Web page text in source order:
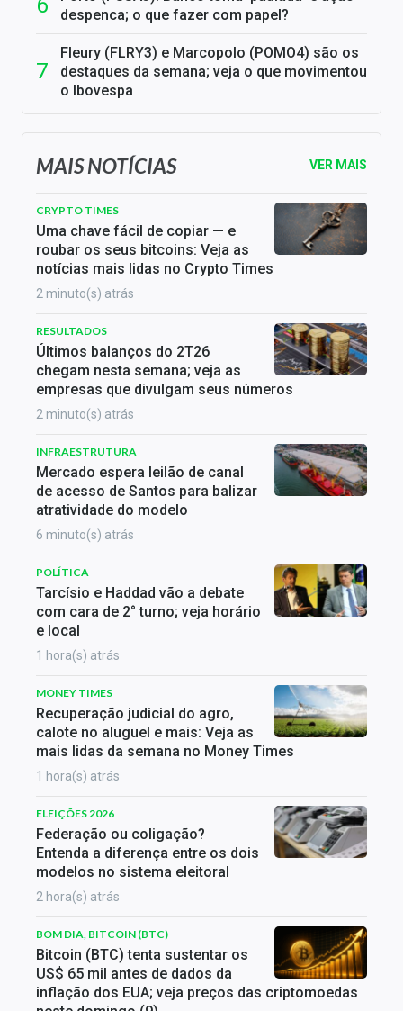
despenca; o que fazer com papel?
Fleury (FLRY3) e Marcopolo (POMO4) são os
destaques da semana; veja o que movimentou
o Ibovespa
MAIS NOTÍCIAS VER MAIS
CRYPTO TIMES
Uma chave fácil de copiar — e
roubar os seus bitcoins: Veja as
notícias mais lidas no Crypto Times
2 minuto(s) atrás
RESULTADOS
Últimos balanços do 2T26
chegam nesta semana; veja as
empresas que divulgam seus números
2 minuto(s) atrás
INFRAESTRUTURA
Mercado espera leilão de canal
de acesso de Santos para balizar
atratividade do modelo
6 minuto(s) atrás
POLÍTICA
Tarcísio e Haddad vão a debate
com cara de 2° turno; veja horário
e local
1 hora(s) atrás
MONEY TIMES
Recuperação judicial do agro,
calote no aluguel e mais: Veja as
mais lidas da semana no Money Times
1 hora(s) atrás
ELEIÇÕES 2026
Federação ou coligação?
Entenda a diferença entre os dois
modelos no sistema eleitoral
2 hora(s) atrás
BOM DIA, BITCOIN (BTC)
Bitcoin (BTC) tenta sustentar os
US$ 65 mil antes de dados da
inflação dos EUA; veja preços das criptomoedas